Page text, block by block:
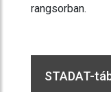
rangsorban.
STADAT-